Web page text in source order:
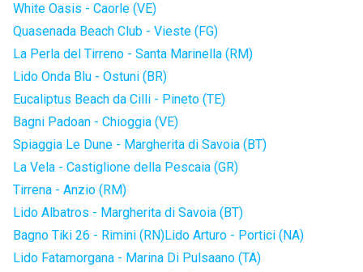
White Oasis - Caorle (VE)
Quasenada Beach Club - Vieste (FG)
La Perla del Tirreno - Santa Marinella (RM)
Lido Onda Blu - Ostuni (BR)
Eucaliptus Beach da Cilli - Pineto (TE)
Bagni Padoan - Chioggia (VE)
Spiaggia Le Dune - Margherita di Savoia (BT)
La Vela - Castiglione della Pescaia (GR)
Tirrena - Anzio (RM)
Lido Albatros - Margherita di Savoia (BT)
Bagno Tiki 26 - Rimini (RN)Lido Arturo - Portici (NA)
Lido Fatamorgana - Marina Di Pulsaano (TA)